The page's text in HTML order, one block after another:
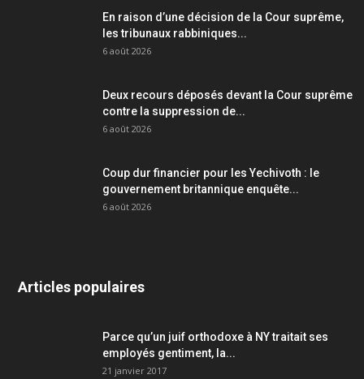
En raison d’une décision de la Cour suprême,
les tribunaux rabbiniques...
6 août 2026
Deux recours déposés devant la Cour suprême
contre la suppression de...
6 août 2026
Coup dur financier pour les Yechivoth : le
gouvernement britannique enquête...
6 août 2026
Articles populaires
Parce qu’un juif orthodoxe à NY traitait ses
employés gentiment, la...
21 janvier 2017